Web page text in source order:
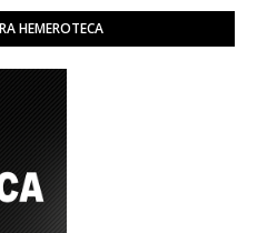
HEMEROTECA